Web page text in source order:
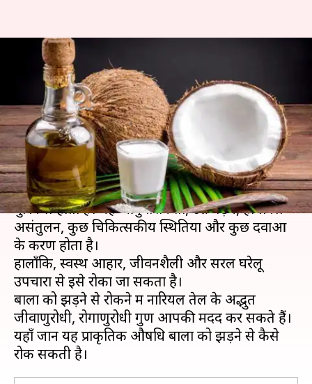
नारियल तेल के नियमित इस्तेमाल से
रोकें बालों का झड़ना, यहाँ जानें
तरीका
लेखन प्रदीप मौर्य Aug 03, 2019 02:40 pm
क्या है खबर?
बालों के झाड़ने का सामना करना हर किसी के लिए
मुश्किल होता है। यह आनुवंशिकता, उम्र बढ़ने, हार्मोनल
असंतुलन, कुछ चिकित्सकीय स्थितियों और कुछ दवाओं
के करण होता है।
हालाँकि, स्वस्थ आहार, जीवनशैली और सरल घरेलू
उपचारों से इसे रोका जा सकता है।
बालों को झड़ने से रोकने में नारियल तेल के अद्भुत
जीवाणुरोधी, रोगाणुरोधी गुण आपकी मदद कर सकते हैं।
यहाँ जानें यह प्राकृतिक औषधि बालों को झड़ने से कैसे